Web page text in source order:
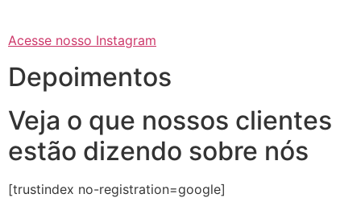
Acesse nosso Instagram
Depoimentos
Veja o que nossos clientes
estão dizendo sobre nós
[trustindex no-registration=google]